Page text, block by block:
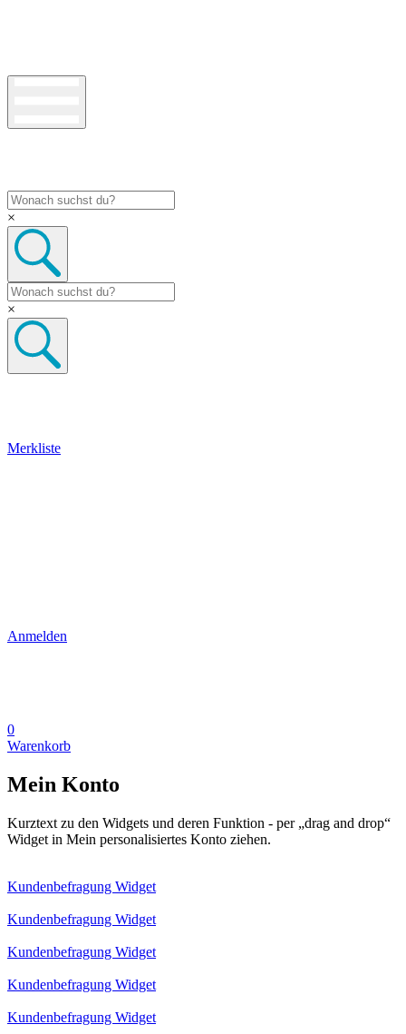
×
×
Merkliste
Anmelden
0
Warenkorb
Mein Konto
Kurztext zu den Widgets und deren Funktion - per „drag and drop“
Widget in Mein personalisiertes Konto ziehen.
Kundenbefragung Widget
Kundenbefragung Widget
Kundenbefragung Widget
Kundenbefragung Widget
Kundenbefragung Widget